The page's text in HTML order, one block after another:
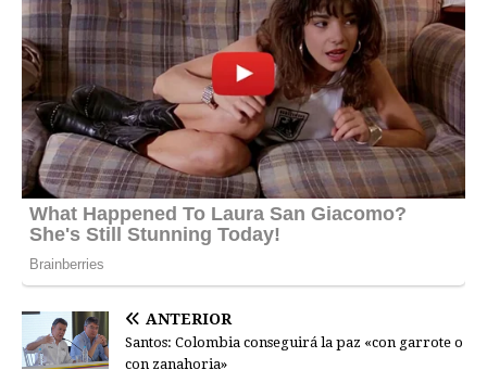
ANTERIOR
Santos: Colombia conseguirá la paz «con garrote o
con zanahoria»